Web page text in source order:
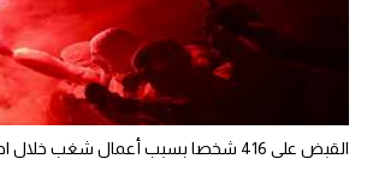
القبض على 416 شخصا بسبب أعمال شغب خلال احتفالات سان جيرمان